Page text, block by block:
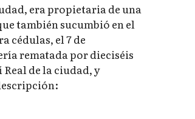
era propietaria de una
también sucumbió en el
cédulas, el 7 de
rematada por dieciséis
de la ciudad, y